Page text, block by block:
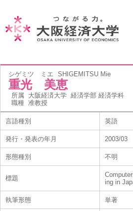
シゲミツ ミエ SHIGEMITSU Mie
重光 美恵
所属 大阪経済大学 経済学部 経済学科
職種 准教授
言語種別 英語
発行・発表の年月 2003/03
形態種別 不明
標題
ing in
執筆形態 単著